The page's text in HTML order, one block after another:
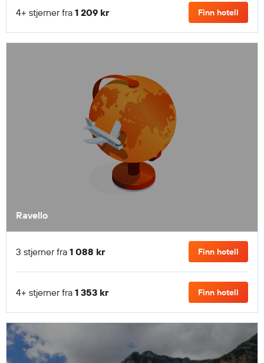
4+ stjerner fra 1 209 kr Finn hotell
Ravello
3 stjerner fra 1 088 kr Finn hotell
4+ stjerner fra 1 353 kr Finn hotell